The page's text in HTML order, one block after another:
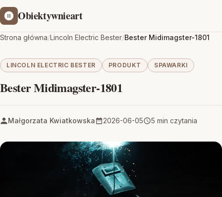
Obiektywnieart
Strona główna/Lincoln Electric Bester/Bester Midimagster-1801
LINCOLN ELECTRIC BESTER PRODUKT SPAWARKI
Bester Midimagster-1801
Małgorzata Kwiatkowska 2026-06-05 5 min czytania